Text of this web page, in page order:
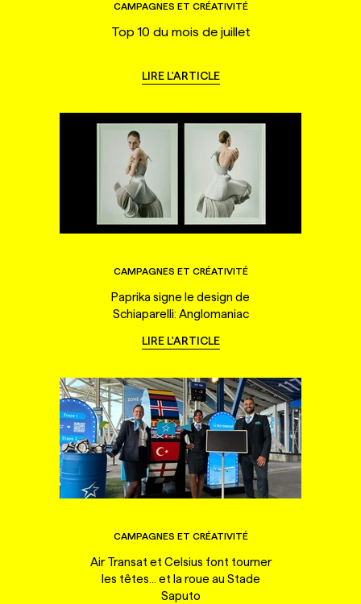
CAMPAGNES ET CRÉATIVITÉ
Top 10 du mois de juillet
LIRE L'ARTICLE
CAMPAGNES ET CRÉATIVITÉ
Paprika signe le design de
Schiaparelli: Anglomaniac
LIRE L'ARTICLE
CAMPAGNES ET CRÉATIVITÉ
Air Transat et Celsius font tourner
les têtes... et la roue au Stade
Saputo